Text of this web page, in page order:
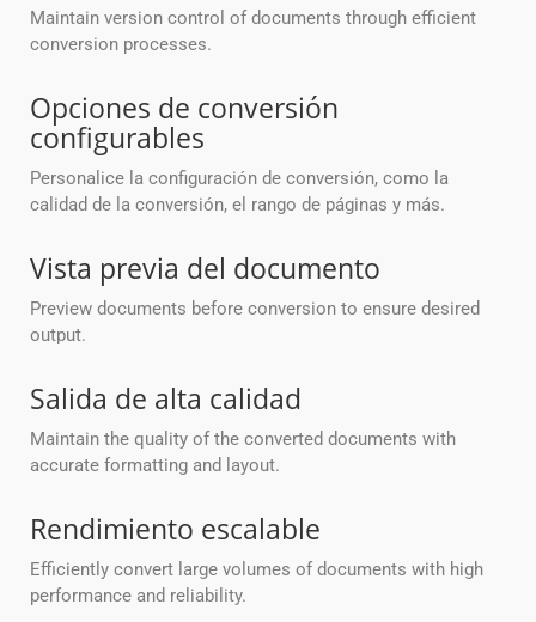
Maintain version control of documents through efficient
conversion processes.
Opciones de conversión
configurables
Personalice la configuración de conversión, como la
calidad de la conversión, el rango de páginas y más.
Vista previa del documento
Preview documents before conversion to ensure desired
output.
Salida de alta calidad
Maintain the quality of the converted documents with
accurate formatting and layout.
Rendimiento escalable
Efficiently convert large volumes of documents with high
performance and reliability.